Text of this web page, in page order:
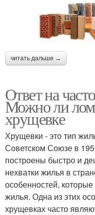
читать дальше →
Ответ на
Можно ли
хрущевке
Хрущевки - это тип
Советском Союзе в
построены быстро и
нехватки жилья в
особенностей,
жилья. Одна из этих
хрущевках часто